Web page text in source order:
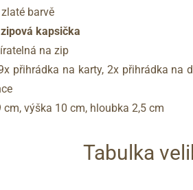
barvě
kapsička
na zip
přihrádka na karty, 2x přihrádka na
cm, výška 10 cm, hloubka 2,5 cm
Tabulka